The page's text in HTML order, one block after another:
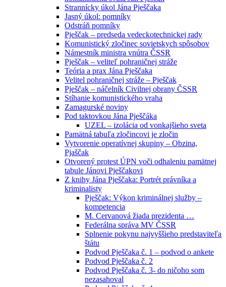
Strannícky úkol Jána Pješčaka
Jasný úkol: pomníky
Odstráň pomníky
Pješčak – predseda vedeckotechnickej rady
Komunistický zločinec sovietskych spôsobov
Námestník ministra vnútra ČSSR
Pješčak – veliteľ pohraničnej stráže
Teória a prax Jána Pješčaka
Velitel pohraničnej stráže – Pješčak
Pješčak – náčelník Civilnej obrany ČSSR
Stíhanie komunistického vraha
Zamagurské noviny
Pod taktovkou Jána Pješčáka
UZEL – izolácia od vonkajšieho sveta
Pamätná tabuľa zločincovi je zločin
Vytvorenie operatívnej skupiny – Obzina,
Pjaščak
Otvorený protest ÚPN voči odhaleniu pamätnej
tabule Jánovi Pješčakovi
Z knihy Jána Pješčaka: Portrét právníka a
kriminalisty
Pješčak: Výkon kriminálnej služby –
kompetencia
M. Cervanová žiada prezidenta …
Federálna správa MV ČSSR
Splnenie pokynu najvyššieho predstaviteľa
štátu
Podvod Pješčaka č. 1 – podvod o ankete
Podvod Pješčaka č. 2
Podvod Pješčaka č. 3- do ničoho som
nezasahoval